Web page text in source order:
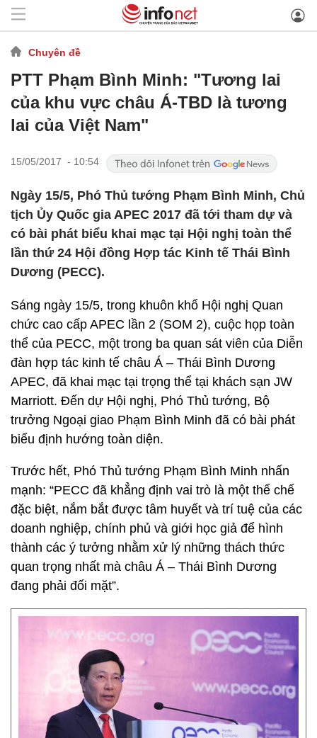
Chuyên đề
PTT Phạm Bình Minh: "Tương lai
của khu vực châu Á-TBD là tương
lai của Việt Nam"
15/05/2017 - 10:54
Ngày 15/5, Phó Thủ tướng Phạm Bình Minh, Chủ
tịch Ủy Quốc gia APEC 2017 đã tới tham dự và
có bài phát biểu khai mạc tại Hội nghị toàn thể
lần thứ 24 Hội đồng Hợp tác Kinh tế Thái Bình
Dương (PECC).
Sáng ngày 15/5, trong khuôn khổ Hội nghị Quan
chức cao cấp APEC lần 2 (SOM 2), cuộc họp toàn
thể của PECC, một trong ba quan sát viên của Diễn
đàn hợp tác kinh tế châu Á – Thái Bình Dương
APEC, đã khai mạc tại trọng thể tại khách sạn JW
Marriott. Đến dự Hội nghị, Phó Thủ tướng, Bộ
trưởng Ngoại giao Phạm Bình Minh đã có bài phát
biểu định hướng toàn diện.
Trước hết, Phó Thủ tướng Phạm Bình Minh nhấn
mạnh: “PECC đã khẳng định vai trò là một thể chế
đặc biệt, nắm bắt được tâm huyết và trí tuệ của các
doanh nghiệp, chính phủ và giới học giả để hình
thành các ý tưởng nhằm xử lý những thách thức
quan trọng nhất mà châu Á – Thái Bình Dương
đang phải đối mặt”.